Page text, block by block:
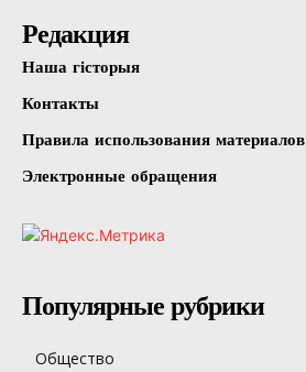
Редакция
Наша гісторыя
Контакты
Правила использования материалов
Электронные обращения
Популярные рубрики
Общество